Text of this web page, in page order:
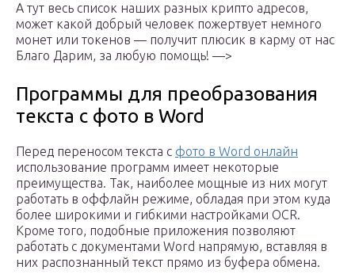
А тут весь список наших разных крипто адресов,
может какой добрый человек пожертвует немного
монет или токенов — получит плюсик в карму от нас
Благо Дарим, за любую помощь! —>
Программы для преобразования
текста с фото в Word
Перед переносом текста с фото в Word онлайн
использование программ имеет некоторые
преимущества. Так, наиболее мощные из них могут
работать в оффлайн режиме, обладая при этом куда
более широкими и гибкими настройками OCR.
Кроме того, подобные приложения позволяют
работать с документами Word напрямую, вставляя в
них распознанный текст прямо из буфера обмена.